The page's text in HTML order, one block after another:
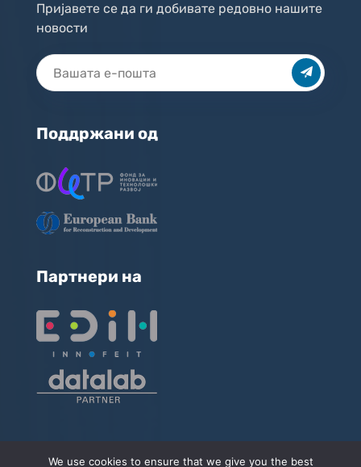
Пријавете се да ги добивате редовно нашите
новости
Поддржани од
Партнери на
We use cookies to ensure that we give you the best